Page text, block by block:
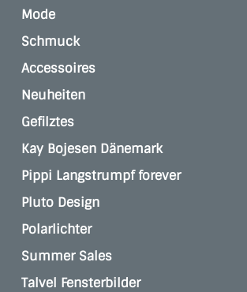
Mode
Schmuck
Accessoires
Neuheiten
Gefilztes
Kay Bojesen Dänemark
Pippi Langstrumpf forever
Pluto Design
Polarlichter
Summer Sales
Talvel Fensterbilder